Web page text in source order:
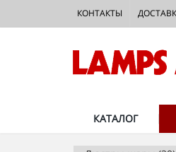
КОНТАКТЫ
КАТАЛОГ